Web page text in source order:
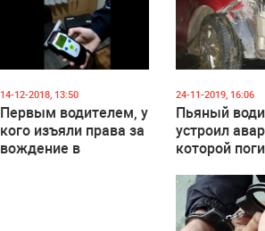
14-12-2018, 13:50
Первым водителем, у
кого изъяли права за
вождение в
24-11-2019, 16:06
Пьяный
устроил
которой
убедить
рулем был